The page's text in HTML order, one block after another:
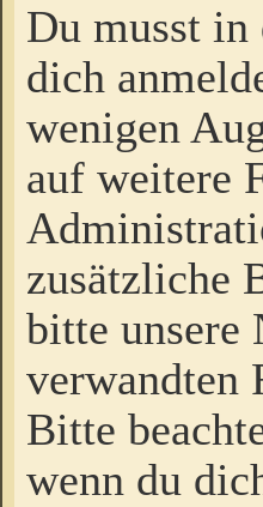
Du musst
dich
wenigen
auf weitere
zusätzliche
bitte unsere
verwandten
Bitte
wenn du